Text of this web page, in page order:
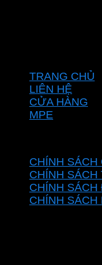
TRANG CHỦ
LIÊN HỆ
CỬA HÀNG
MPE
CHÍNH SÁCH
CHÍNH SÁCH
CHÍNH
CHÍNH SÁCH